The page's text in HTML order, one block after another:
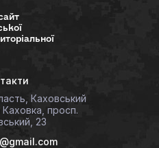
Каховський
просп.
23